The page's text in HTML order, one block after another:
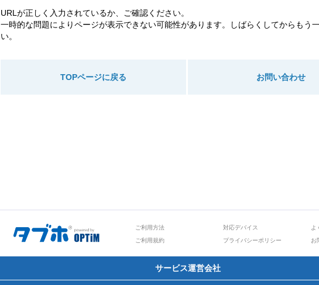
URLが正しく入力されているか、ご確認ください。
一時的な問題によりページが表示できない可能性があります。しばらくしてからもう
い。
TOPページに戻る お問い合わせ
ご利用方法 対応デバイス
よ
ご利用規約
プライバシーポリシー お
サービス運営会社